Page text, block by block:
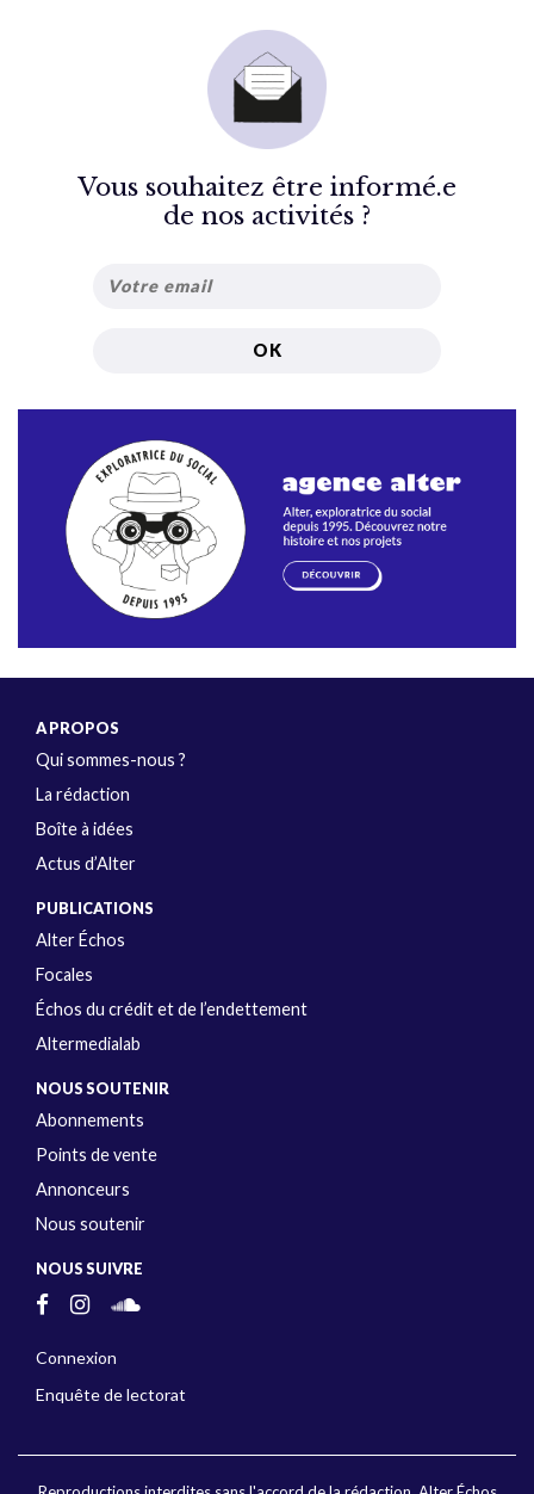
Vous souhaitez être informé.e
de nos activités ?
A PROPOS
Qui sommes-nous ?
La rédaction
Boîte à idées
Actus d’Alter
PUBLICATIONS
Alter Échos
Focales
Échos du crédit et de l’endettement
Altermedialab
NOUS SOUTENIR
Abonnements
Points de vente
Annonceurs
Nous soutenir
NOUS SUIVRE
Connexion
Enquête de lectorat